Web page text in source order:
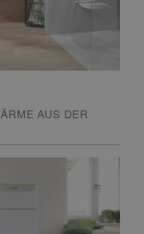
AUS DER